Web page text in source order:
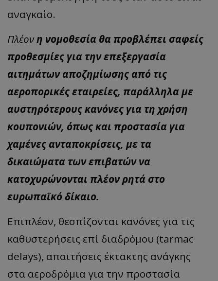
αναγκαίο.
Πλέονη νομοθεσία θα προβλέπει σαφείς
προθεσμίες για την επεξεργασία
αιτημάτων αποζημίωσης από τις
αεροπορικές εταιρείες, παράλληλα με
αυστηρότερους κανόνες για τη χρήση
κουπονιών, όπως και προστασία για
χαμένες ανταποκρίσεις, με τα
δικαιώματα των επιβατών να
κατοχυρώνονται πλέον ρητά στο
ευρωπαϊκό δίκαιο.
Επιπλέον, θεσπίζονται κανόνες για τις
καθυστερήσεις επί διαδρόμου (tarmac
delays), απαιτήσεις έκτακτης ανάγκης
στα αεροδρόμια για την προστασία